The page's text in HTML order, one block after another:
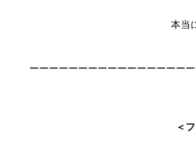
本当
ーーーーーーーーーーーーーーーー
＜